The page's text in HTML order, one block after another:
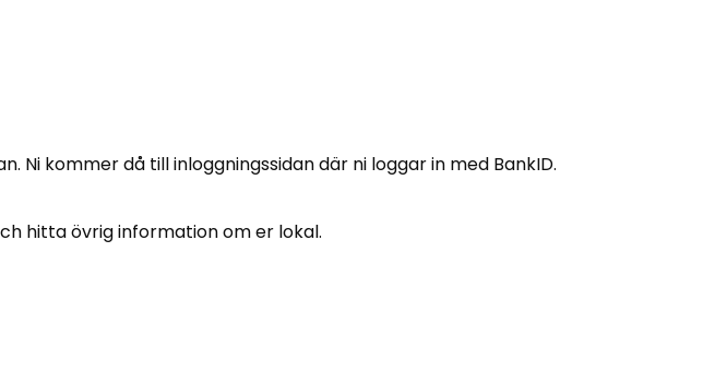
Ni kommer då till inloggningssidan där ni loggar in med BankID.
hitta övrig information om er lokal.